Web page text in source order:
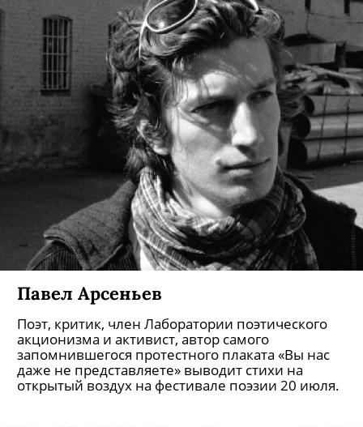
Павел Арсеньев
Поэт, критик, член Лаборатории поэтического
акционизма и активист, автор самого
запомнившегося протестного плаката «Вы нас
даже не представляете» выводит стихи на
открытый воздух на фестивале поэзии 20 июля.